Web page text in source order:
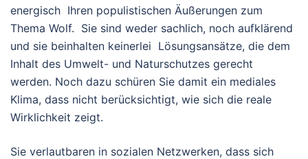
energisch Ihren populistischen Äußerungen zum
Thema Wolf. Sie sind weder sachlich, noch aufklärend
und sie beinhalten keinerlei Lösungsansätze, die dem
Inhalt des Umwelt- und Naturschutzes gerecht
werden. Noch dazu schüren Sie damit ein mediales
Klima, dass nicht berücksichtigt, wie sich die reale
Wirklichkeit zeigt.
Sie verlautbaren in sozialen Netzwerken, dass sich